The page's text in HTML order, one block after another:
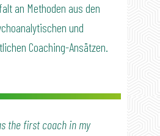
an Methoden aus den
und
Coaching-Ansätzen.
the first coach in my